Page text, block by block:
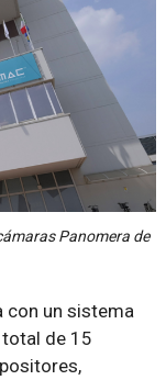
Panomera de
con un sistema
de 15